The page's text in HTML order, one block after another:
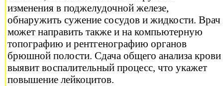
изменения в поджелудочной железе,
обнаружить сужение сосудов и жидкости. Врач
может направить также и на компьютерную
топографию и рентгенографию органов
брюшной полости. Сдача общего анализа крови
выявит воспалительный процесс, что укажет
повышение лейкоцитов.